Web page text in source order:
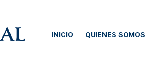
INICIO QUIENES SOMOS